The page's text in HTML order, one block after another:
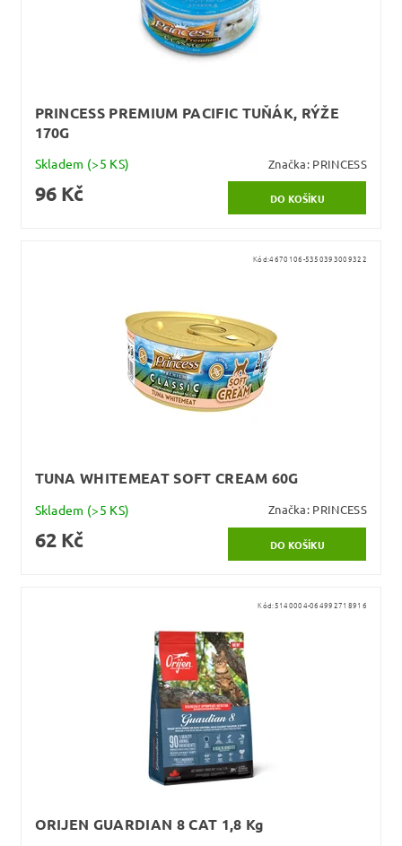
PRINCESS PREMIUM PACIFIC TUŇÁK, RÝŽE
170G
Skladem (>5 KS) Značka: PRINCESS
96 Kč
Kód:4670106-5350393009322
TUNA WHITEMEAT SOFT CREAM 60G
Skladem (>5 KS) Značka: PRINCESS
62 Kč
Kód:5140004-064992718916
ORIJEN GUARDIAN 8 CAT 1,8 Kg